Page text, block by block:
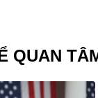
QUAN